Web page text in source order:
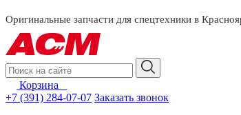
Оригинальные запчасти для спецтехники в
Корзина
+7 (391) 284-07-07 Заказать звонок